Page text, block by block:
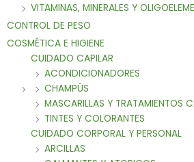
VITAMINAS, MINERALES Y
CONTROL DE PESO
COSMÉTICA E HIGIENE
CUIDADO CAPILAR
ACONDICIONADORES
CHAMPÚS
MASCARILLAS Y TRATAMIENTOS
TINTES Y COLORANTES
CUIDADO CORPORAL Y PERSONAL
ARCILLAS